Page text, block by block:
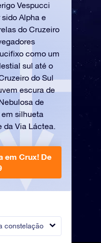
constelação
Vespucci
Alpha e
do Cruzeiro
como um
sul até o
do Sul
escura de
de
silhueta
da Via Láctea.
em Crux! De